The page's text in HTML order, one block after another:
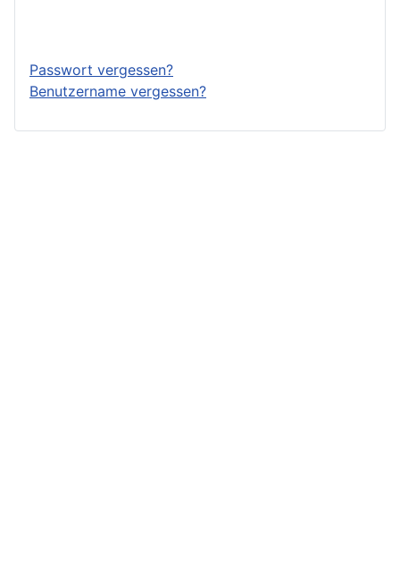
Passwort vergessen?
Benutzername vergessen?